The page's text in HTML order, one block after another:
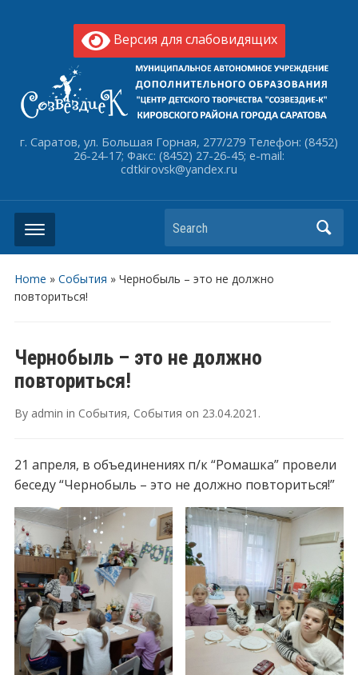
Версия для слабовидящих
г. Саратов, ул. Большая Горная, 277/279 Телефон: (8452)
26-24-17; Факс: (8452) 27-26-45; e-mail:
cdtkirovsk@yandex.ru
Search
Home » События » Чернобыль – это не должно
повториться!
Чернобыль – это не должно
повториться!
By admin in События, События on 23.04.2021 .
21 апреля, в объединениях п/к “Ромашка” провели
беседу “Чернобыль – это не должно повториться!”